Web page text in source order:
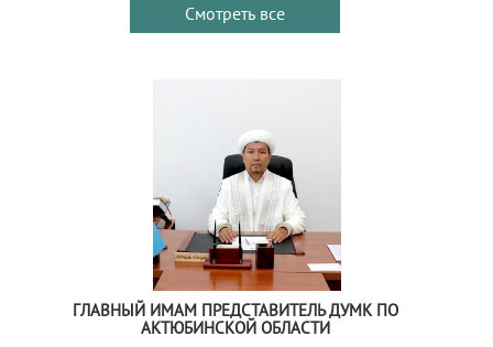
Смотреть все
ГЛАВНЫЙ ИМАМ ПРЕДСТАВИТЕЛЬ ДУМК ПО
АКТЮБИНСКОЙ ОБЛАСТИ